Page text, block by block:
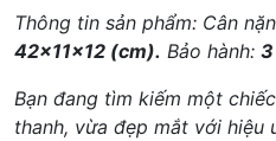
Thông tin sản phẩm: Cân
42x11x12 (cm). Bảo hành:
Bạn đang tìm kiếm một
thanh, vừa đẹp mắt với hiệu